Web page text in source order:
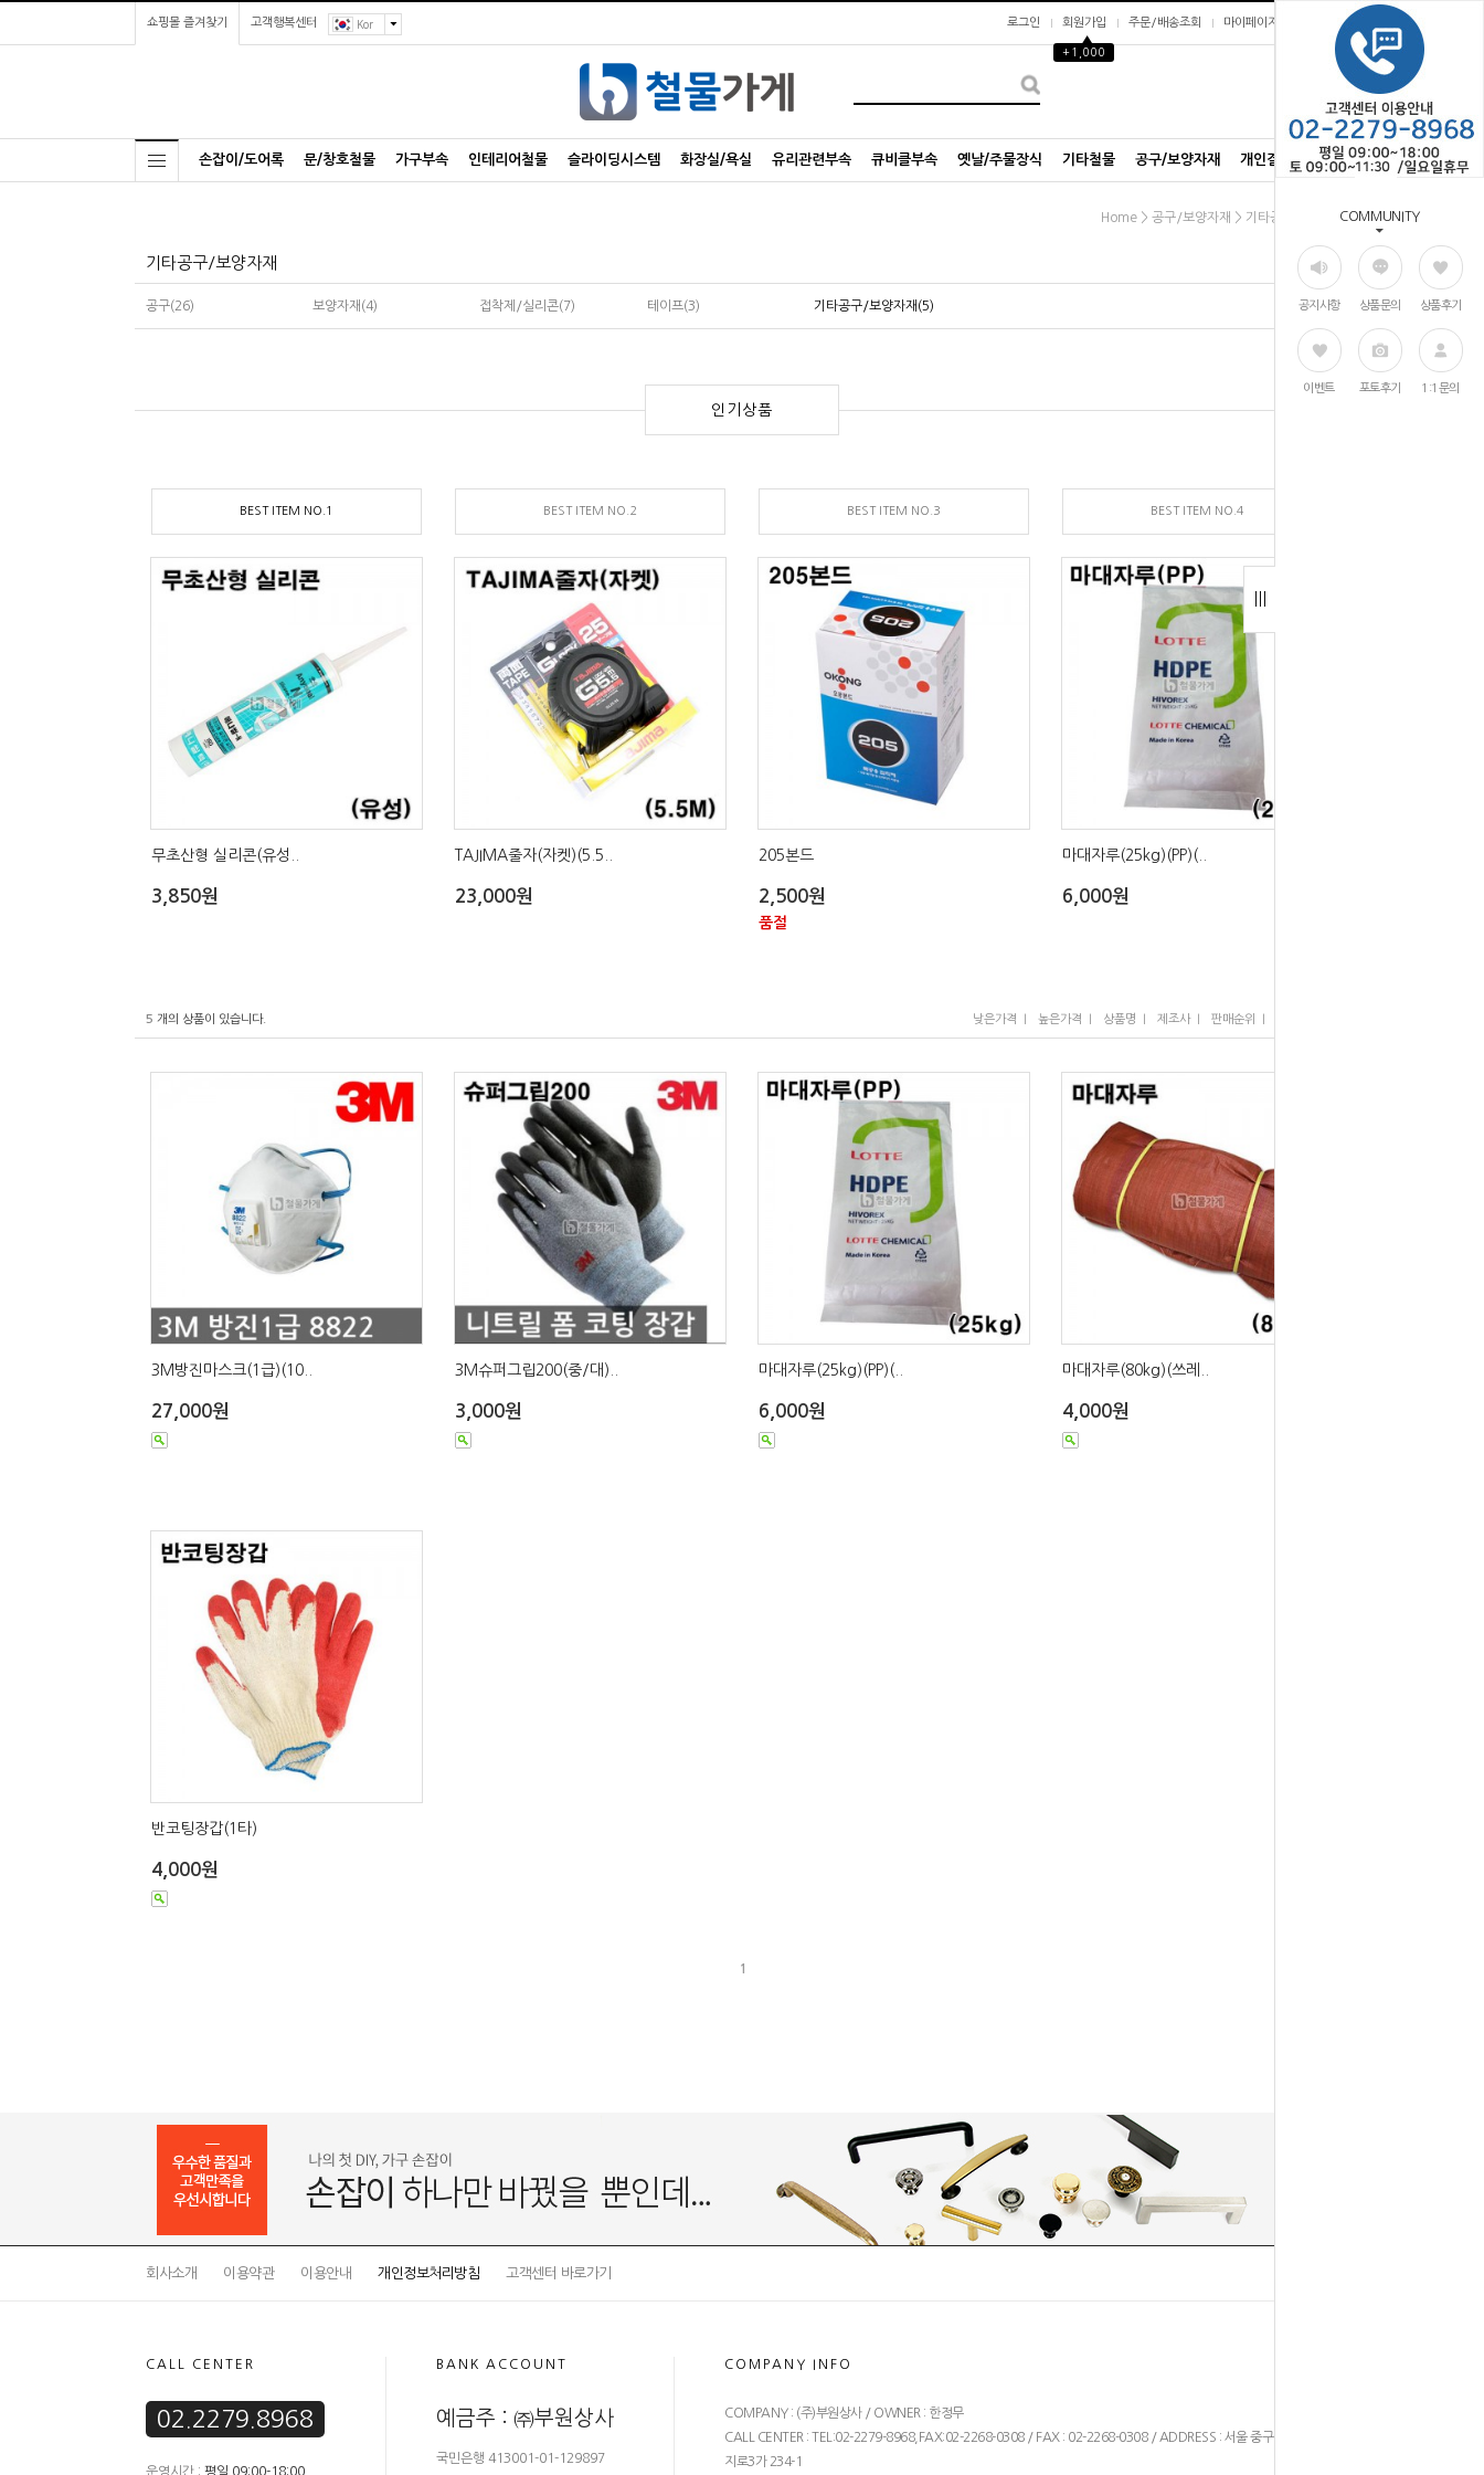
COMMUNITY
공지사항 상품문의 상품후기
이벤트 포토후기 1:1문의
쇼핑몰 즐겨찾기 고객행복센터 Kor 로그인 회원가입
▲
+1,000
주문/배송조회 마이페이지
손잡이/도어록 문/창호철물 가구부속 인테리어철물 슬라이딩시스템 화장실/욕실 유리관련부속 큐비클부속 옛날/주물장식 기타철물 공구/보양자재 개인결제창
Home > 공구/보양자재 > 기타공구/보양자재
기타공구/보양자재
공구(26) 보양자재(4) 접착제/실리콘(7) 테이프(3) 기타공구/보양자재(5)
인기상품
BEST ITEM NO.1 BEST ITEM NO.2 BEST ITEM NO.3 BEST ITEM NO.4
무초산형 실리콘(유성..
3,850원
TAJIMA줄자(자켓)(5.5..
23,000원
205본드
2,500원
품절
마대자루(25kg)(PP)(..
6,000원
5 개의 상품이 있습니다. 낮은가격 높은가격 상품명 제조사I 판매순위
3M방진마스크(1급)(10..
27,000원
3M슈퍼그립200(중/대)..
3,000원
마대자루(25kg)(PP)(..
6,000원
마대자루(80kg)(쓰레..
4,000원
반코팅장갑(1타)
4,000원
1
회사소개 이용약관 이용안내 개인정보처리방침 고객센터 바로가기
CALL CENTER
02.2279.8968
운영시간 : 평일 09:00-18:00
BANK ACCOUNT
예금주 : ㈜부원상사
국민은행 413001-01-129897
COMPANY INFO
COMPANY : (주)부원상사 / OWNER : 한정무
CALL CENTER : TEL:02-2279-8968,FAX:02-2268-0308 / FAX : 02-2268-0308 / ADDRESS : 서울 중구 을
지로3가 234-1